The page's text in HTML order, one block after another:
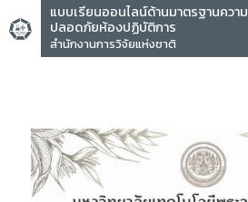
แบบเรียนออนไลน์ด้านมาตรฐานความ
ปลอดภัยห้องปฏิบัติการ
สำนักงานการวิจัยแห่งชาติ